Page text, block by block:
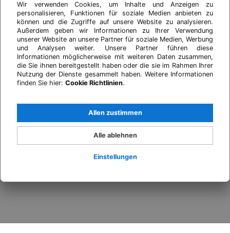
Wir verwenden Cookies, um Inhalte und Anzeigen zu
personalisieren, Funktionen für soziale Medien anbieten zu
können und die Zugriffe auf unsere Website zu analysieren.
Außerdem geben wir Informationen zu Ihrer Verwendung
unserer Website an unsere Partner für soziale Medien, Werbung
und Analysen weiter. Unsere Partner führen diese
Informationen möglicherweise mit weiteren Daten zusammen,
die Sie ihnen bereitgestellt haben oder die sie im Rahmen Ihrer
Nutzung der Dienste gesammelt haben. Weitere Informationen
finden Sie hier: Cookie Richtlinien.
Einstellungen
Alle ablehnen
Allen zustimmen